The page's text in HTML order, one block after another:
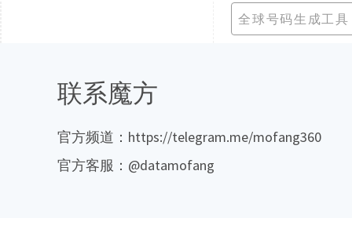
全球号码生成工具
联系魔方
官方频道：https://telegram.me/mofang360
官方客服：@datamofang